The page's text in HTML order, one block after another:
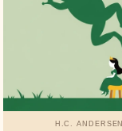
H.C. ANDERSEN